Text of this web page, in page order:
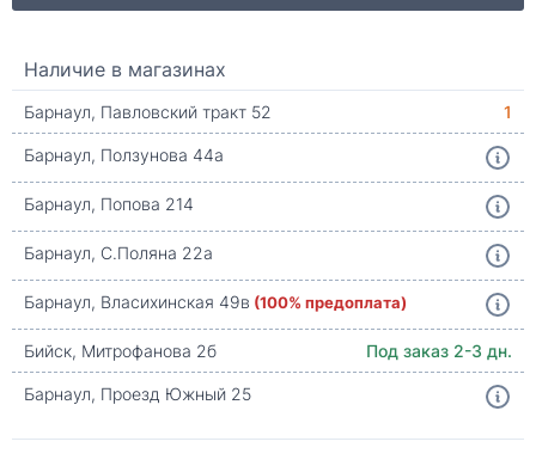
Наличие в магазинах
Барнаул, Павловский тракт 52
1
Барнаул, Ползунова 44а
Барнаул, Попова 214
Барнаул, С.Поляна 22а
Барнаул, Власихинская 49в (100% предоплата)
Бийск, Митрофанова 2б
Под заказ 2-3 дн.
Барнаул, Проезд Южный 25